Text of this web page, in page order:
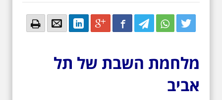
Twitter
Twitter
Twitter
Facebook
Google+
LinkedIn
Email
Email
מלחמת השבת של תל
אביב